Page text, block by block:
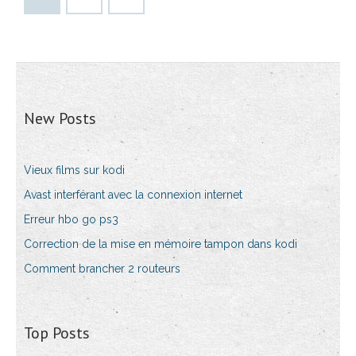
New Posts
Vieux films sur kodi
Avast interférant avec la connexion internet
Erreur hbo go ps3
Correction de la mise en mémoire tampon dans kodi
Comment brancher 2 routeurs
Top Posts